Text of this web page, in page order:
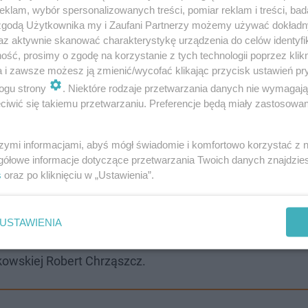
jest zamknięta w sobie, ale jest otwarta, objawia się w
wszystkich do włączenia się w nią. Trójca
że nie jesteśmy jakimiś samotnymi wyspami na
W Kościele jesteśmy razem, otwarci na siebie
Piekarskiej do bazyliki. Na zakończenie nabożeństwo
Robert Chrząszcz.
wybór spersonalizowanych treści, pomiar reklam i treści,
Użytkownika my i Zaufani Partnerzy możemy używać
aktywnie skanować charakterystykę urządzenia do celów
prosimy o zgodę na korzystanie z tych technologii poprzez
i zawsze możesz ją zmienić/wycofać klikając przycisk ustawień
strony
. Niektóre rodzaje przetwarzania danych nie
się takiemu przetwarzaniu. Preferencje będą miały
informacjami, abyś mógł świadomie i komfortowo korzystać z
informacje dotyczące przetwarzania Twoich danych
oraz po kliknięciu w „Ustawienia”.
USTAWIENIA